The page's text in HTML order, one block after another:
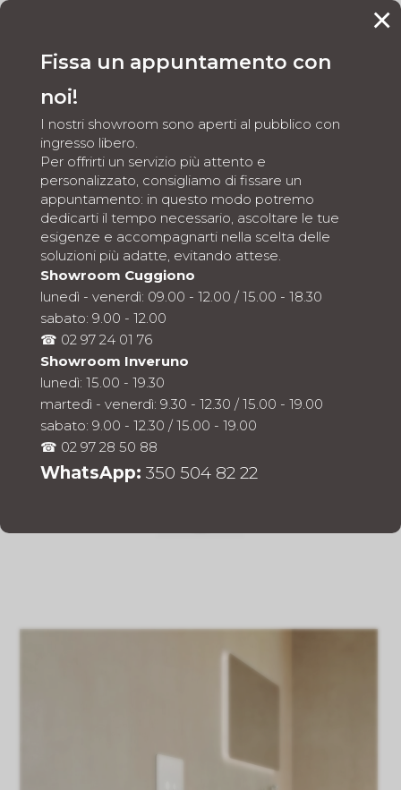
×
Fissa un appuntamento con
noi!
I nostri showroom sono aperti al pubblico con
ingresso libero.
Per offrirti un servizio più attento e
personalizzato, consigliamo di fissare un
appuntamento: in questo modo potremo
dedicarti il tempo necessario, ascoltare le tue
esigenze e accompagnarti nella scelta delle
soluzioni più adatte, evitando attese.
Showroom Cuggiono
lunedì - venerdì: 09.00 - 12.00 / 15.00 - 18.30
sabato: 9.00 - 12.00
☎ 02 97 24 01 76
Showroom Inveruno
lunedì: 15.00 - 19.30
martedì - venerdì: 9.30 - 12.30 / 15.00 - 19.00
sabato: 9.00 - 12.30 / 15.00 - 19.00
☎ 02 97 28 50 88
WhatsApp: 350 504 82 22
SANITARI| VASCHE DA BAGNO
SDR
Sanitari SDR a Inveruno e
Cuggiono: artigianalità,
cura del dettaglio e design
per un bagno elegante e
distintivo